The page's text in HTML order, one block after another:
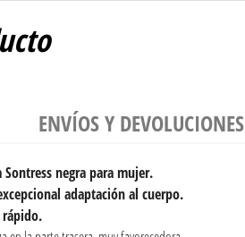
ENVÍOS Y DEVOLUCIONES
negra para mujer.
adaptación al cuerpo.
rápido.